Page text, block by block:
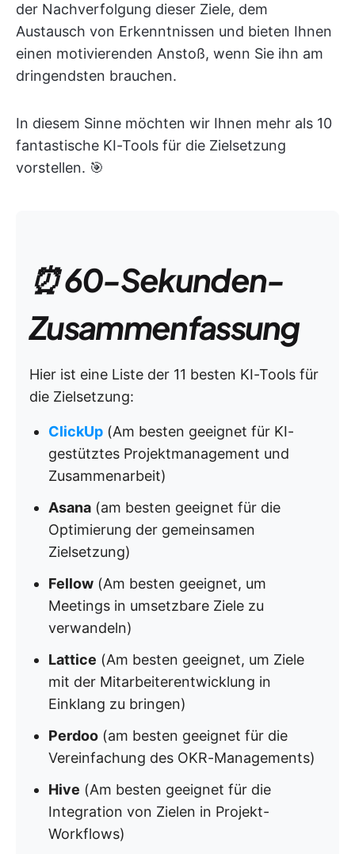
der Nachverfolgung dieser Ziele, dem
Austausch von Erkenntnissen und bieten Ihnen
einen motivierenden Anstoß, wenn Sie ihn am
dringendsten brauchen.
In diesem Sinne möchten wir Ihnen mehr als 10
fantastische KI-Tools für die Zielsetzung
vorstellen. 🎯
⏰ 60-Sekunden-
Zusammenfassung
Hier ist eine Liste der 11 besten KI-Tools für
die Zielsetzung:
ClickUp (Am besten geeignet für KI-
gestütztes Projektmanagement und
Zusammenarbeit)
Asana (am besten geeignet für die
Optimierung der gemeinsamen
Zielsetzung)
Fellow (Am besten geeignet, um
Meetings in umsetzbare Ziele zu
verwandeln)
Lattice (Am besten geeignet, um Ziele
mit der Mitarbeiterentwicklung in
Einklang zu bringen)
Perdoo (am besten geeignet für die
Vereinfachung des OKR-Managements)
Hive (Am besten geeignet für die
Integration von Zielen in Projekt-
Workflows)